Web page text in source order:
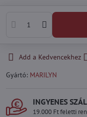
Add a Kedvencekhez
Gyártó: MARILYN
INGYENES
19.000 Ft feletti